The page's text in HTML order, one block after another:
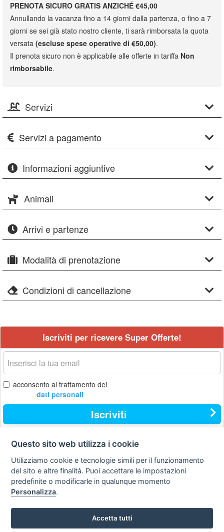
PRENOTA SICURO GRATIS ANZICHÉ €45,00
Annullando la vacanza fino a 14 giorni dalla partenza, o fino a 7
giorni se sei già stato nostro cliente, ti sarà rimborsata la quota
versata (escluse spese operative di €50,00).
Il prenota sicuro non è applicabile alle offerte in tariffa Non
rimborsabile.
Servizi
Servizi a pagamento
Informazioni aggiuntive
Animali
Arrivi e partenze
Modalità di prenotazione
Condizioni di cancellazione
Iscriviti per ricevere Super Offerte!
La
tua
email
acconsento al trattamento dei
dati personali
Iscriviti
Contatti
Privacy
policy
legale
Preferenze cookie
STA Sunny Travel Agency
Questo sito web utilizza i cookie
Utilizziamo cookie e tecnologie simili per il funzionamento
del sito e altre finalità. Puoi accettare le impostazioni
predefinite o modificarle in qualunque momento
Personalizza.
Accetta tutti